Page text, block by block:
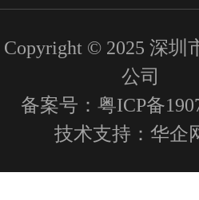
© 2025 深圳
公司
备案号：粤ICP备
技术支持： 华企